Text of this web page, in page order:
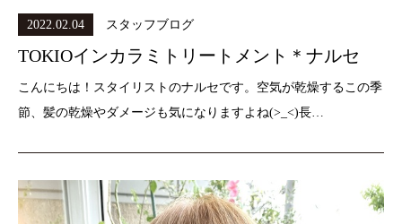
2022.02.04 スタッフブログ
TOKIOインカラミトリートメント＊ナルセ
こんにちは！スタイリストのナルセです。空気が乾燥するこの季
節、髪の乾燥やダメージも気になりますよね(>_<)長…